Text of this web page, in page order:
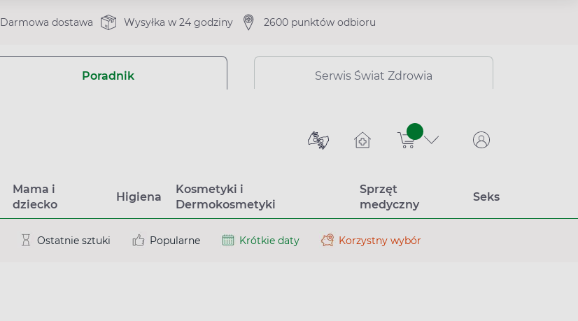
Darmowa dostawa Wysyłka w 24 godziny 2600 punktów odbioru
Poradnik Serwis Świat Zdrowia
sztuk
Mama i
dziecko
Higiena
Kosmetyki i
Dermokosmetyki
Sprzęt
medyczny
Seks
Ostatnie sztuki Popularne Krótkie daty Korzystny wybór